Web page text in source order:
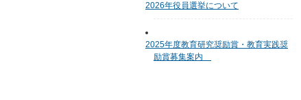
2026年役員選挙について
2025年度教育研究奨励賞・教育実践奨
励賞募集案内